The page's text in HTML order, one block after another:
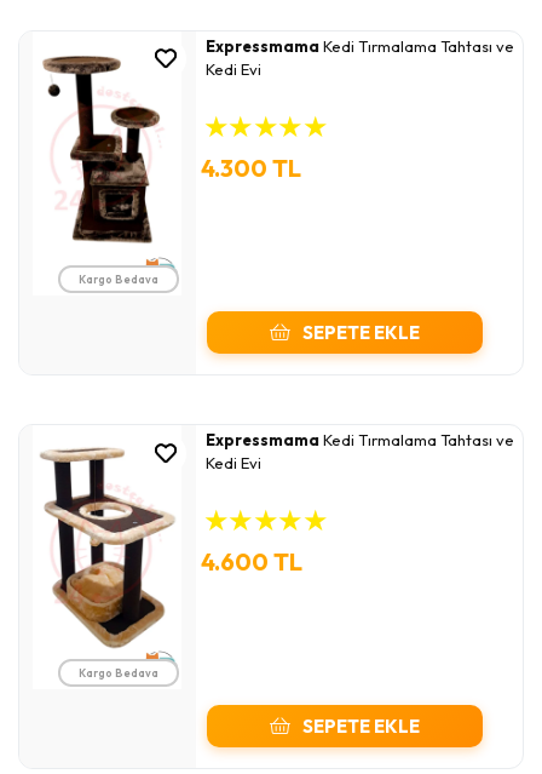
Kargo Bedava
Expressmama Kedi Tırmalama Tahtası ve
Kedi Evi
★★★★★
4.300 TL
SEPETE EKLE
Kargo Bedava
Expressmama Kedi Tırmalama Tahtası ve
Kedi Evi
★★★★★
4.600 TL
SEPETE EKLE